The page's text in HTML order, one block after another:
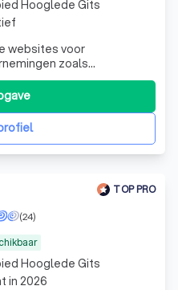
websites voor
zoals
enz. Wens je een
waarbij je zeker ben van
of offerte.
Hooglede Gits
TOP PRO
(24)
Hooglede Gits
in 2026